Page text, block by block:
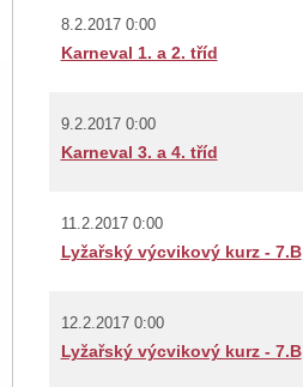
8.2.2017 0:00
Karneval 1. a 2. tříd
9.2.2017 0:00
Karneval 3. a 4. tříd
11.2.2017 0:00
Lyžařský výcvikový kurz - 7.B
12.2.2017 0:00
Lyžařský výcvikový kurz - 7.B